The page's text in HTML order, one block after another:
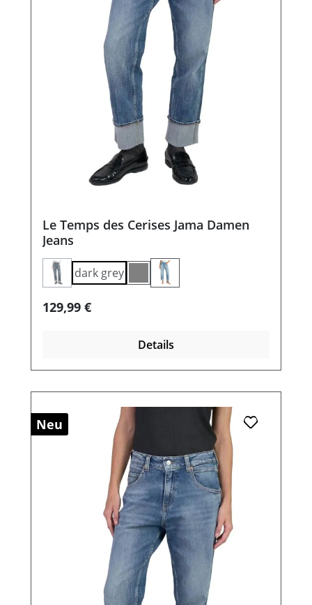
Le Temps des Cerises Jama Damen
Jeans
(Diese Option ist zurzeit nicht verfügbar.)
dark grey
grey
Regulärer Preis:
129,99 €
Details
Neu